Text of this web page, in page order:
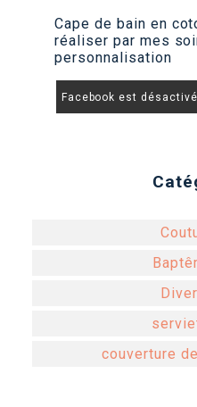
Cape de bain en
réaliser par mes
personnalisation
Facebook est
couverture